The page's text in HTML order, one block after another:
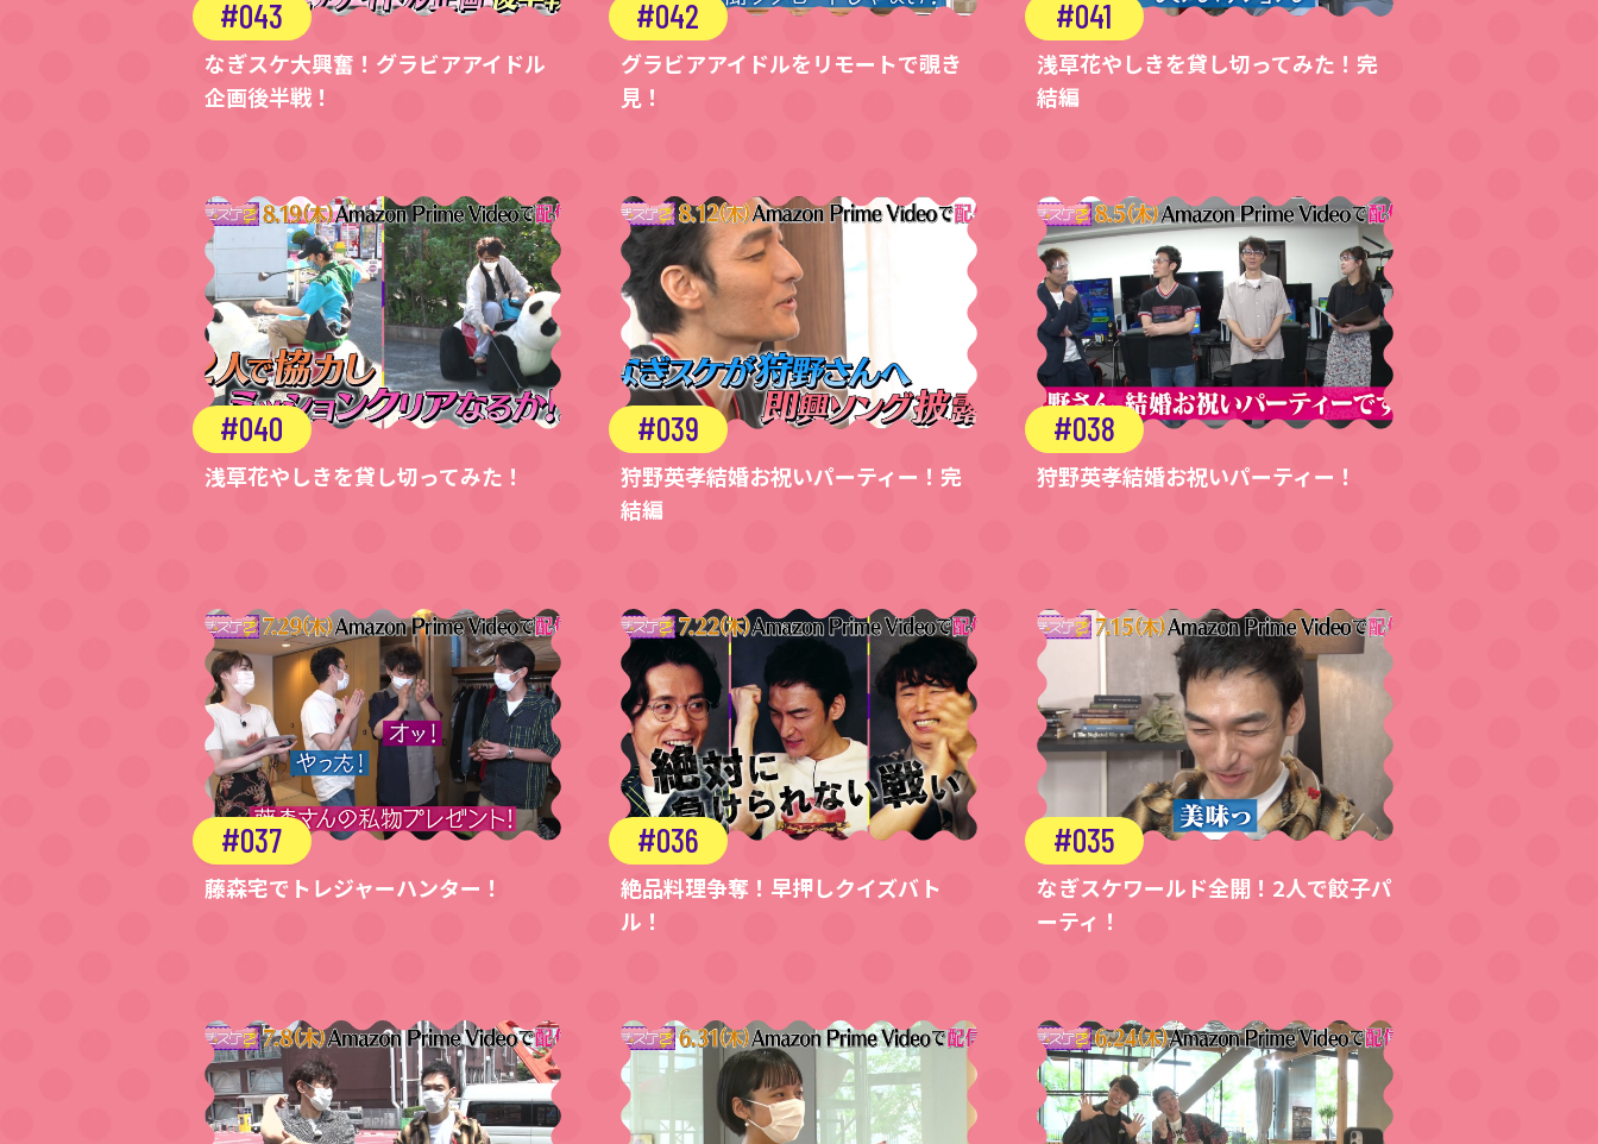
043
なぎスケ大興奮！グラビアアイドル
企画後半戦！
042
グラビアアイドルをリモートで覗き
見！
041
浅草花やしきを貸し切ってみた！完
結編
040
浅草花やしきを貸し切ってみた！
039
狩野英孝結婚お祝いパーティー！完
結編
038
狩野英孝結婚お祝いパーティー！
037
藤森宅でトレジャーハンター！
036
絶品料理争奪！早押しクイズバト
ル！
035
なぎスケワールド全開！2人で餃子パ
ーティ！